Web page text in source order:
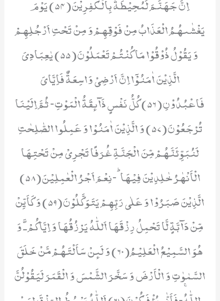
یَغْشٰىهُمُ الْعَذَابُ مِنْ فَوْقِهِمْ وَ مِنْ تَحْتِ اَرْجُلِهِمْ
وَ یَقُوْلُ ذُوْقُوْا مَا كُنْتُمْ تَعْمَلُوْنَ(55) یٰعِبَادِیَ
الَّذِیْنَ اٰمَنُوْۤا اِنَّ اَرْضِیْ وَاسِعَةٌ فَاِیَّایَ
فَاعْبُدُوْنِ(56) كُلُّ نَفْسٍ ذَآىٕقَةُ الْمَوْتِ- ثُمَّ اِلَیْنَا
تُرْجَعُوْنَ(57) وَ الَّذِیْنَ اٰمَنُوْا وَ عَمِلُوا الصّٰلِحٰتِ
لَنُبَوِّئَنَّهُمْ مِّنَ الْجَنَّةِ غُرَفًا تَجْرِیْ مِنْ تَحْتِهَا
الْاَنْهٰرُ خٰلِدِیْنَ فِیْهَاؕ-نِعْمَ اَجْرُ الْعٰمِلِیْنَ(58)
الَّذِیْنَ صَبَرُوْا وَ عَلٰى رَبِّهِمْ یَتَوَكَّلُوْنَ(59) وَ كَاَیِّنْ
مِّنْ دَآبَّةٍ لَّا تَحْمِلُ رِزْقَهَا اَللّٰهُ یَرْزُقُهَا وَ اِیَّاكُمْ ﳲ وَ
هُوَ السَّمِیْعُ الْعَلِیْمُ(60) وَ لَىٕنْ سَاَلْتَهُمْ مَّنْ خَلَقَ
السَّمٰوٰتِ وَ الْاَرْضَ وَ سَخَّرَ الشَّمْسَ وَ الْقَمَرَ لَیَقُوْلُنَّ